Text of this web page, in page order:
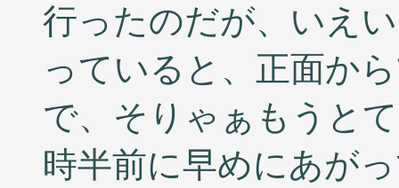
行ったのだが、いえ
っていると、正面から
で、そりゃぁもうと
時半前に早めにあが